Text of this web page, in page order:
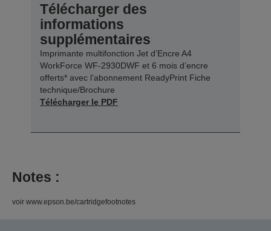
Télécharger des
informations
supplémentaires
Imprimante multifonction Jet d’Encre A4
WorkForce WF-2930DWF et 6 mois d’encre
offerts* avec l’abonnement ReadyPrint Fiche
technique/Brochure
Télécharger le PDF
Notes :
voir www.epson.be/cartridgefootnotes